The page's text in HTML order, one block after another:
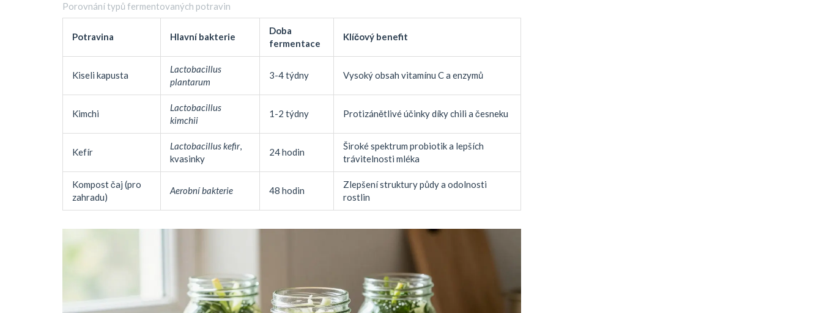
Porovnání typů fermentovaných potravin
Potravina Hlavní bakterie
Doba
fermentace
Klíčový benefit
Kiseli kapusta
Lactobacillus
plantarum
3-4 týdny Vysoký obsah vitamínu C a enzymů
Kimchi
Lactobacillus
kimchii
1-2 týdny Protizánětlivé účinky díky chili a česneku
Kefír
Lactobacillus kefir,
kvasinky
24 hodin
Široké spektrum probiotik a lepších
trávitelnosti mléka
Kompost čaj (pro
zahradu)
Aerobní bakterie 48 hodin
Zlepšení struktury půdy a odolnosti
rostlin